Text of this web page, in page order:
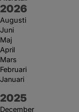
År:
2026
Augusti
Juni
Maj
April
Mars
Februari
Januari
År:
2025
December